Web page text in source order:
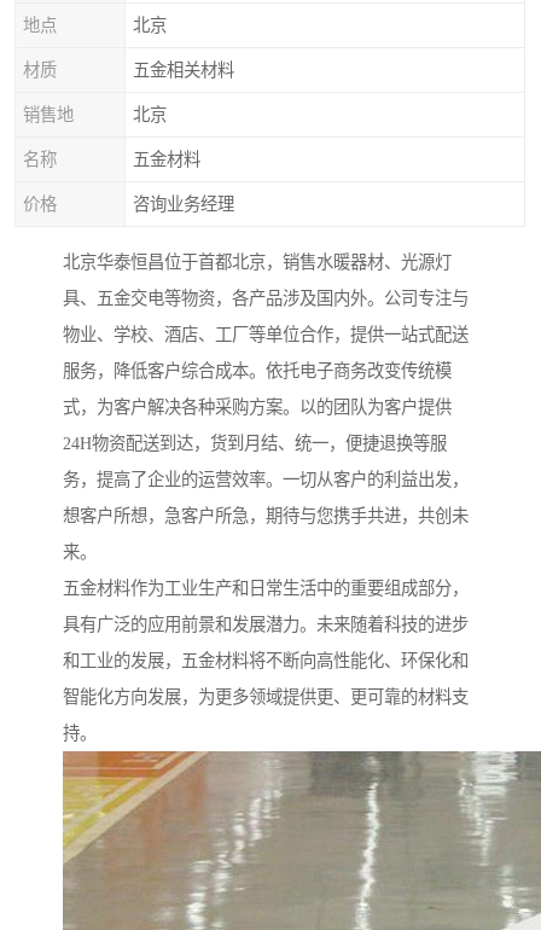
地点 北京
材质 五金相关材料
销售地 北京
名称 五金材料
价格 咨询业务经理
北京华泰恒昌位于首都北京，销售水暖器材、光源灯
具、五金交电等物资，各产品涉及国内外。公司专注与
物业、学校、酒店、工厂等单位合作，提供一站式配送
服务，降低客户综合成本。依托电子商务改变传统模
式，为客户解决各种采购方案。以的团队为客户提供
24H物资配送到达，货到月结、统一，便捷退换等服
务，提高了企业的运营效率。一切从客户的利益出发，
想客户所想，急客户所急，期待与您携手共进，共创未
来。
五金材料作为工业生产和日常生活中的重要组成部分，
具有广泛的应用前景和发展潜力。未来随着科技的进步
和工业的发展，五金材料将不断向高性能化、环保化和
智能化方向发展，为更多领域提供更、更可靠的材料支
持。